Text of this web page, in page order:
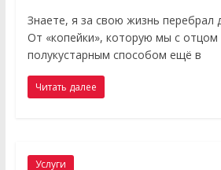
Знаете, я за свою жизнь перебрал
От «копейки», которую мы с отцом
полукустарным способом ещё в
Читать далее
Услуги